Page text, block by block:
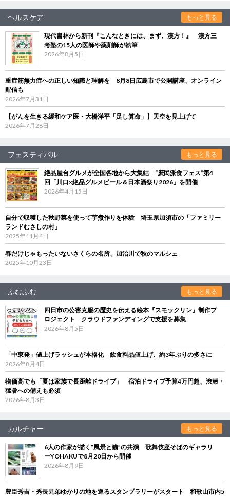
ヘルスケア もっと見る
現代書林から新刊『こんなときには、まず、漢方！』 漢方三
考塾の15人の医師や薬剤師が執筆
2026年8月5日
重症筋無力症への正しい知識と理解を 8月8日広島市で公開講座、オンライン
配信も
2026年7月31日
【がんを生きる緩和ケア医・大橋洋平「足し算命」】天空を見上げて
2026年7月28日
フェスティバル もっと見る
絶品屋台グルメが全国各地から大集結 “庶民派食フェス”第4
回「川口×絶品グルメビール＆日本酒祭り2026」を開催
2026年4月15日
自分で収穫した秋野菜を使って芋煮作りを体験 埼玉県加須市の「ファミリー
ランドむさしの村」
2025年11月4日
春だけじゃもったいないさくらの名所、加治川で秋のマルシェ
2025年10月23日
ふむふむ もっと見る
四日市の公害克服の歴史を伝える絵本『スモックリン』制作プ
ロジェクト クラウドファンディングで支援を募集
2026年8月5日
「中東発」値上げラッシュが本格化 飲食料品値上げ、約3年ぶりの多さに
2026年8月4日
物価高でも「夏は家族で長距離ドライブ」 宿泊ドライブ予算4万円超、渋滞・
猛暑への備えも必須
2026年8月3日
カルチャー もっと見る
6人の作家が描く“風景と猫”の共演 歌舞伎座そばのギャラリ
ーYOHAKUで8月20日から開催
2026年8月9日
豊臣秀吉・秀長兄弟ゆかりの地を巡るスタンプラリーがスタート 和歌山市内5